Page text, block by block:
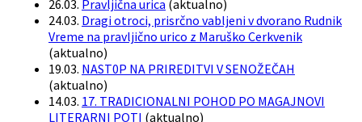
26.03. Pravljična urica (aktualno)
24.03. Dragi otroci, prisrčno vabljeni v dvorano Rudnik
Vreme na pravljično urico z Maruško Cerkvenik
(aktualno)
19.03. NAST0P NA PRIREDITVI V SENOŽEČAH
(aktualno)
14.03. 17. TRADICIONALNI POHOD PO MAGAJNOVI
LITERARNI POTI (aktualno)